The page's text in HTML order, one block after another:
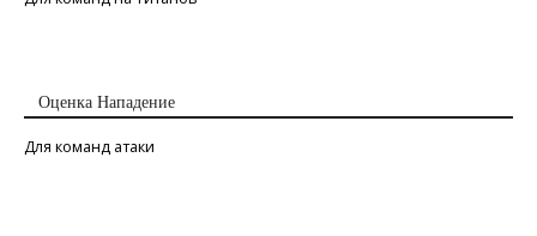
Оценка Нападение
Для команд атаки